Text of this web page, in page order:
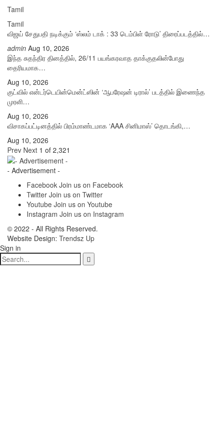
Tamil
Tamil
விஜய் சேதுபதி நடிக்கும் ‘ஸ்லம் டாக் : 33 டெம்பிள் ரோடு’ திரைப்படத்தில்…
admin Aug 10, 2026
இந்த சுதந்திர தினத்தில், 26/11 பயங்கரவாத தாக்குதலின்போது
தைரியமாக…
Aug 10, 2026
குட்வில் என்டர்டெயின்மென்ட்ஸின் ‘ஆபரேஷன் டிரால்’ படத்தில் இணைந்த
முரளி…
Aug 10, 2026
விசாகப்பட்டினத்தில் பிரம்மாண்டமாக ‘AAA சினிமாஸ்’ தொடங்கி,…
Aug 10, 2026
Prev Next 1 of 2,321
- Advertisement -
Facebook Join us on Facebook
Twitter Join us on Twitter
Youtube Join us on Youtube
Instagram Join us on Instagram
© 2022 - All Rights Reserved.
Website Design: Trendsz Up
Sign in